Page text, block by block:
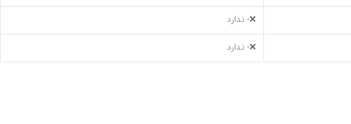
❌- ندارد
❌- ندارد